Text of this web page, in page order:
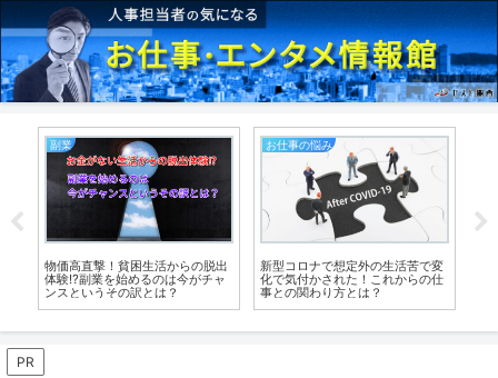
お仕事の悩み
新型コロナで想定外の生活苦で変
化で気付かされた！これからの仕
事との関わり方とは？
就職の悩み
転職にも使える！職業の人気ラン
キングの正しい使い方とは
PR